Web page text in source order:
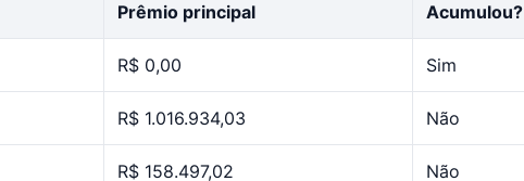
Prêmio principal Acumulou?
R$ 0,00 Sim
R$ 1.016.934,03 Não
R$ 158.497,02 Não